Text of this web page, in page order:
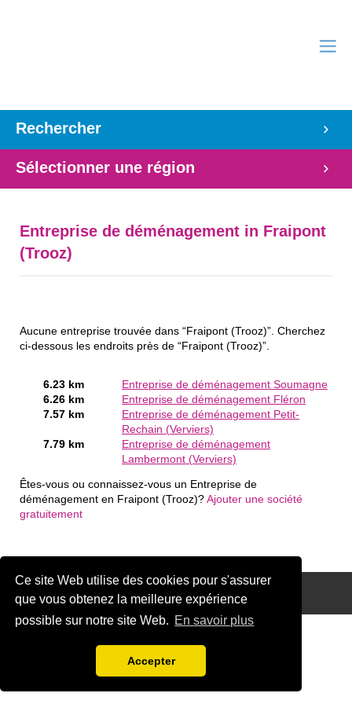
Ce site Web utilise des cookies pour s'assurer
que vous obtenez la meilleure expérience
possible sur notre site Web. En savoir plus
Accepter
Rechercher
Sélectionner une région
Entreprise de déménagement in Fraipont
(Trooz)
Aucune entreprise trouvée dans “Fraipont (Trooz)”. Cherchez
ci-dessous les endroits près de “Fraipont (Trooz)”.
6.23 km
Entreprise de déménagement Soumagne
6.26 km
Entreprise de déménagement Fléron
7.57 km
Entreprise de déménagement Petit-
Rechain (Verviers)
7.79 km
Entreprise de déménagement
Lambermont (Verviers)
Êtes-vous ou connaissez-vous un Entreprise de
déménagement en Fraipont (Trooz)? Ajouter une société
gratuitement